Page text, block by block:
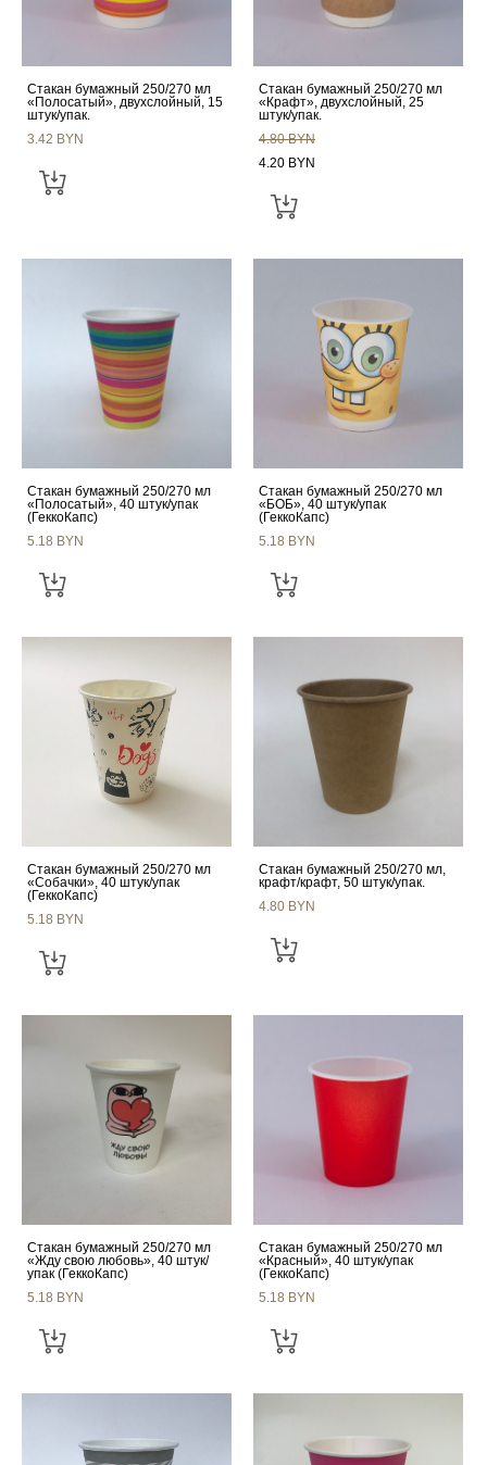
Стакан бумажный 250/270 мл
«Полосатый», двухслойный, 15
штук/упак.
3.42 BYN
Стакан бумажный 250/270 мл
«Крафт», двухслойный, 25
штук/упак.
4.80 BYN
4.20 BYN
Стакан бумажный 250/270 мл
«Полосатый», 40 штук/упак
(ГеккоКапс)
5.18 BYN
Стакан бумажный 250/270 мл
«БОБ», 40 штук/упак
(ГеккоКапс)
5.18 BYN
Стакан бумажный 250/270 мл
«Собачки», 40 штук/упак
(ГеккоКапс)
5.18 BYN
Стакан бумажный 250/270 мл,
крафт/крафт, 50 штук/упак.
4.80 BYN
Стакан бумажный 250/270 мл
«Жду свою любовь», 40 штук/
упак (ГеккоКапс)
5.18 BYN
Стакан бумажный 250/270 мл
«Красный», 40 штук/упак
(ГеккоКапс)
5.18 BYN